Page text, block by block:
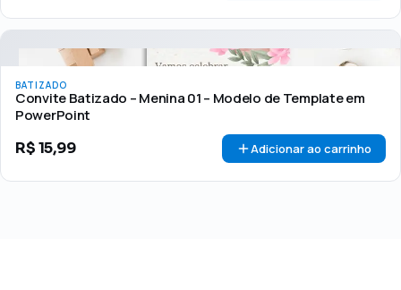
BATIZADO
Convite Batizado – Menina 01 – Modelo de Template em
PowerPoint
R$15,99 Adicionar ao carrinho